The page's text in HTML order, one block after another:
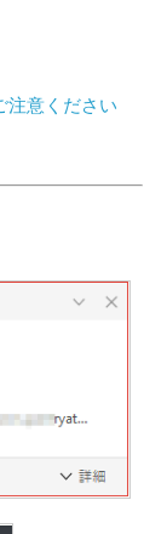
注意ください